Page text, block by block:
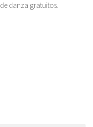
danza gratuitos.